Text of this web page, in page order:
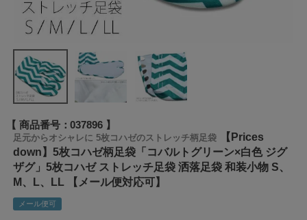
商品番号 037896
足元からオシャレに 5枚コハゼのストレッチ柄足袋
【Prices
down】5枚コハゼ柄足袋「コバルトグリーン×白色 ジグ
ザグ」5枚コハゼ ストレッチ足袋 洒落足袋 和装小物 S、
M、L、LL 【メール便対応可】
メール便可